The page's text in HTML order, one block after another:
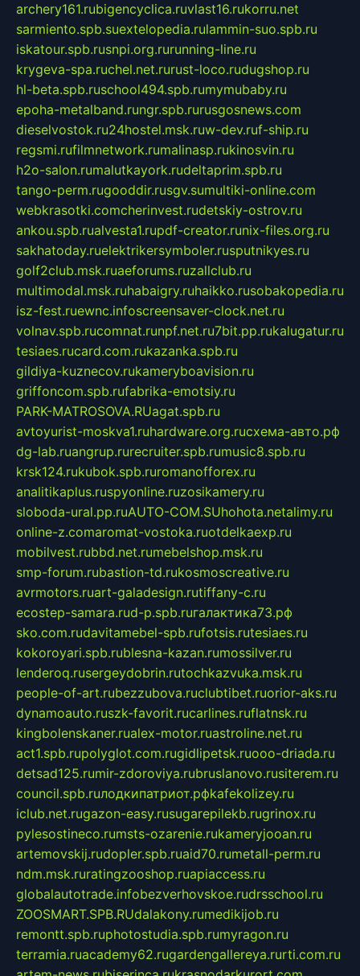
archery161.rubigencyclica.ruvlast16.rukorru.net
sarmiento.spb.suextelopedia.rulammin-suo.spb.ru
iskatour.spb.rusnpi.org.rurunning-line.ru
krygeva-spa.ruchel.net.rurust-loco.rudugshop.ru
hl-beta.spb.ruschool494.spb.rumymubaby.ru
epoha-metalband.rungr.spb.rurusgosnews.com
dieselvostok.ru24hostel.msk.ruw-dev.ruf-ship.ru
regsmi.rufilmnetwork.rumalinasp.rukinosvin.ru
h2o-salon.rumalutkayork.rudeltaprim.spb.ru
tango-perm.rugooddir.rusgv.sumultiki-online.com
webkrasotki.comcherinvest.rudetskiy-ostrov.ru
ankou.spb.rualvesta1.rupdf-creator.runix-files.org.ru
sakhatoday.ruelektrikersymboler.rusputnikyes.ru
golf2club.msk.ruaeforums.ruzallclub.ru
multimodal.msk.ruhabaigry.ruhaikko.rusobakopedia.ru
isz-fest.ruewnc.infoscreensaver-clock.net.ru
volnav.spb.rucomnat.runpf.net.ru7bit.pp.rukalugatur.ru
tesiaes.rucard.com.rukazanka.spb.ru
gildiya-kuznecov.rukameryboavision.ru
griffoncom.spb.rufabrika-emotsiy.ru
PARK-MATROSOVA.RUagat.spb.ru
avtoyurist-moskva1.ruhardware.org.ruсхема-авто.рф
dg-lab.ruangrup.rurecruiter.spb.rumusic8.spb.ru
krsk124.rukubok.spb.ruromanofforex.ru
analitikaplus.ruspyonline.ruzosikamery.ru
sloboda-ural.pp.ruAUTO-COM.SUhohota.netalimy.ru
online-z.comaromat-vostoka.ruotdelkaexp.ru
mobilvest.rubbd.net.rumebelshop.msk.ru
smp-forum.rubastion-td.rukosmoscreative.ru
avrmotors.ruart-galadesign.rutiffany-c.ru
ecostep-samara.rud-p.spb.ruгалактика73.рф
sko.com.rudavitamebel-spb.rufotsis.rutesiaes.ru
kokoroyari.spb.rublesna-kazan.rumossilver.ru
lenderoq.rusergeydobrin.rutochkazvuka.msk.ru
people-of-art.rubezzubova.ruclubtibet.ruorior-aks.ru
dynamoauto.ruszk-favorit.rucarlines.ruflatnsk.ru
kingbolenskaner.rualex-motor.ruastroline.net.ru
act1.spb.rupolyglot.com.rugidlipetsk.ruooo-driada.ru
detsad125.rumir-zdoroviya.rubruslanovo.rusiterem.ru
council.spb.ruлодкипатриот.рфkafekolizey.ru
iclub.net.rugazon-easy.rusugarepilekb.rugrinox.ru
pylesostineco.rumsts-ozarenie.rukameryjooan.ru
artemovskij.rudopler.spb.ruaid70.rumetall-perm.ru
ndm.msk.ruratingzooshop.ruapiaccess.ru
globalautotrade.infobezverhovskoe.rudrsschool.ru
ZOOSMART.SPB.RUdalakony.rumedikijob.ru
remontt.spb.ruphotostudia.spb.rumyragon.ru
terramia.ruacademy62.rugardengallereya.rurti.com.ru